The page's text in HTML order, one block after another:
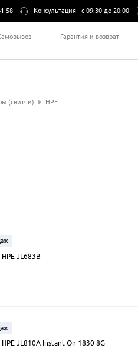
58 Консультация -с 09:30 до 20:00
Гарантия и возврат
(свитчи) HPE
JL683B
JL810A Instant On 1830 8G